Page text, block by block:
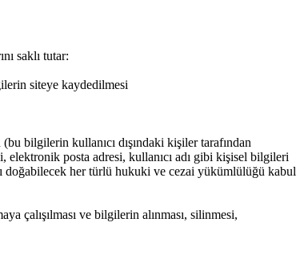
saklı tutar:
siteye kaydedilmesi
bilgilerin kullanıcı dışındaki kişiler tarafından
elektronik posta adresi, kullanıcı adı gibi kişisel bilgileri
doğabilecek her türlü hukuki ve cezai yükümlülüğü kabul
çalışılması ve bilgilerin alınması, silinmesi,